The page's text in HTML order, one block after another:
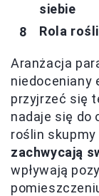
siebie
Rola
Aranżacja
niedoceniany
przyjrzeć się
nadaje się do
roślin skupmy
zachwycają
wpływają